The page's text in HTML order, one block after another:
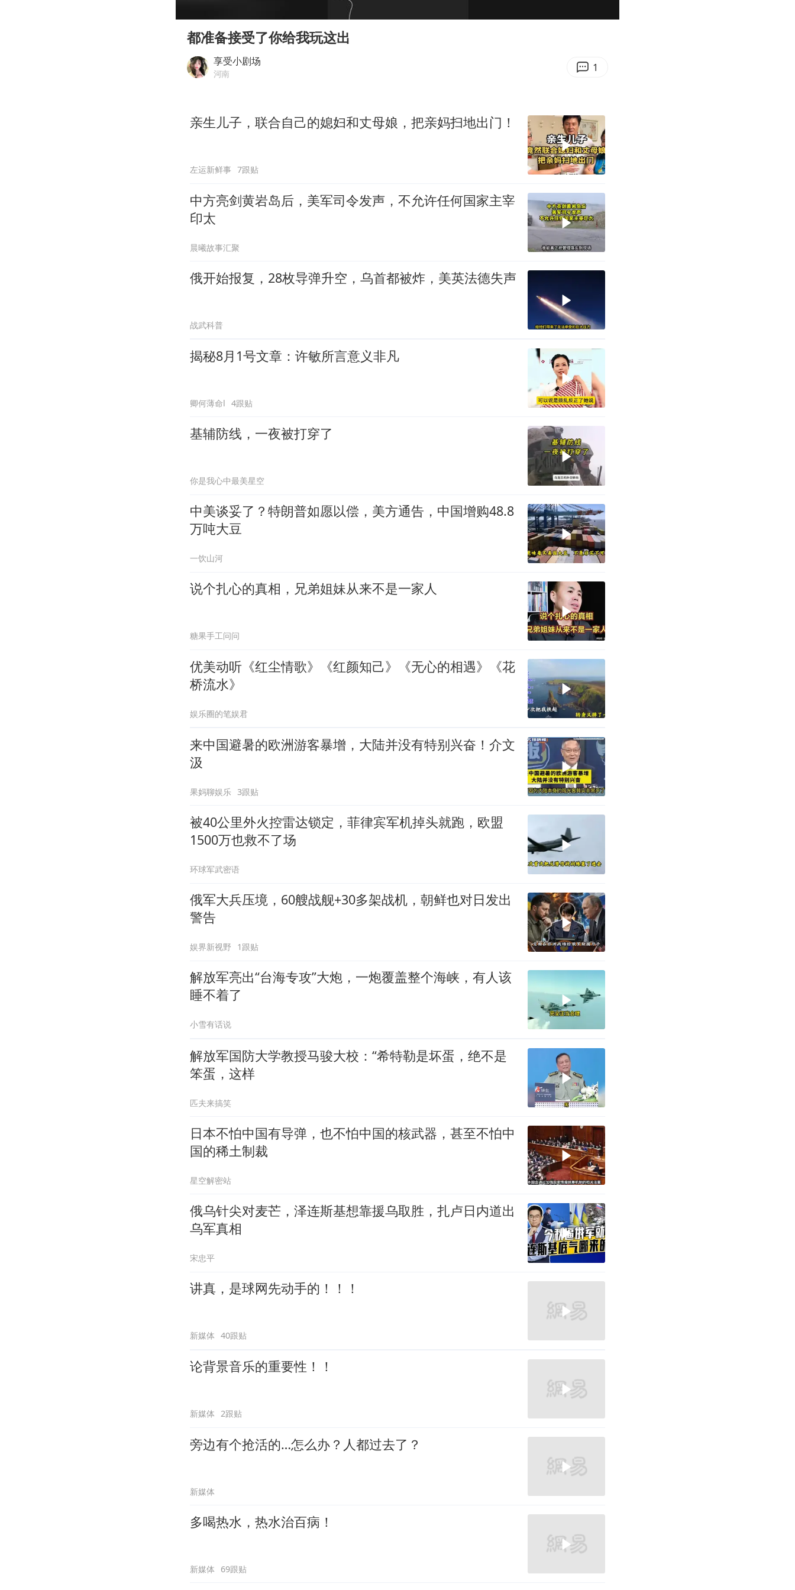
全民健身事业高质量发展
台当局重金为“台独”织“皇帝新衣”
乐享全民健身 共筑健康中国
都准备接受了你给我玩这出
享受小剧场
河南 1
亲生儿子，联合自己的媳妇和丈母娘，把亲妈扫地出门！
左运新鲜事 7跟贴
中方亮剑黄岩岛后，美军司令发声，不允许任何国家主宰
印太
晨曦故事汇聚
俄开始报复，28枚导弹升空，乌首都被炸，美英法德失声
战武科普
揭秘8月1号文章：许敏所言意义非凡
卿何薄命l 4跟贴
基辅防线，一夜被打穿了
你是我心中最美星空
中美谈妥了？特朗普如愿以偿，美方通告，中国增购48.8
万吨大豆
一饮山河
说个扎心的真相，兄弟姐妹从来不是一家人
糖果手工问问
优美动听《红尘情歌》《红颜知己》《无心的相遇》《花
桥流水》
娱乐圈的笔娱君
来中国避暑的欧洲游客暴增，大陆并没有特别兴奋！介文
汲
果妈聊娱乐 3跟贴
被40公里外火控雷达锁定，菲律宾军机掉头就跑，欧盟
1500万也救不了场
环球军武密语
俄军大兵压境，60艘战舰+30多架战机，朝鲜也对日发出
警告
娱界新视野 1跟贴
解放军亮出“台海专攻”大炮，一炮覆盖整个海峡，有人该
睡不着了
小雪有话说
解放军国防大学教授马骏大校：“希特勒是坏蛋，绝不是
笨蛋，这样
匹夫来搞笑
日本不怕中国有导弹，也不怕中国的核武器，甚至不怕中
国的稀土制裁
星空解密站
俄乌针尖对麦芒，泽连斯基想靠援乌取胜，扎卢日内道出
乌军真相
宋忠平
讲真，是球网先动手的！！！
新媒体 40跟贴
论背景音乐的重要性！！
新媒体 2跟贴
旁边有个抢活的…怎么办？人都过去了？
新媒体
多喝热水，热水治百病！
新媒体 69跟贴